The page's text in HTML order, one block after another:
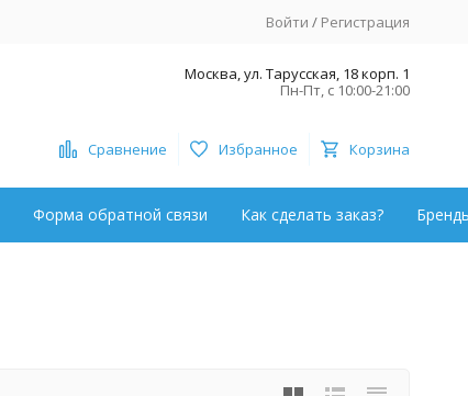
Войти / Регистрация
Москва, ул. Тарусская, 18 корп. 1
Пн-Пт, с 10:00-21:00
Сравнение Избранное Корзина
Форма обратной связи Как сделать заказ?